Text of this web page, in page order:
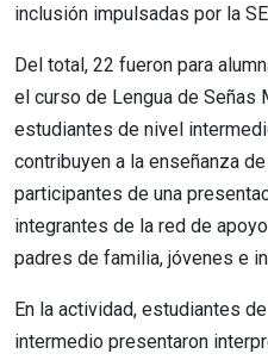
inclusión impulsadas por la
Del total, 22 fueron para
el curso de Lengua de Señas
estudiantes de nivel
contribuyen a la enseñanza
participantes de una
integrantes de la red de
padres de familia, jóvenes e
En la actividad, estudiantes
intermedio presentaron